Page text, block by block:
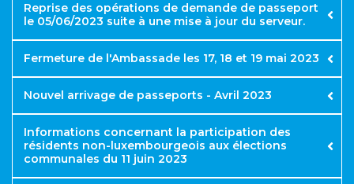
Reprise des opérations de demande de passeport
le 05/06/2023 suite à une mise à jour du serveur.​
Fermeture de l'Ambassade les 17, 18 et 19 mai 2023
Nouvel arrivage de passeports - Avril 2023
Informations concernant la participation des
résidents non-luxembourgeois aux élections
communales du 11 juin 2023